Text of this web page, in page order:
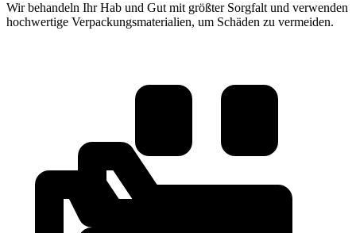
Wir behandeln Ihr Hab und Gut mit größter Sorgfalt und verwenden
hochwertige Verpackungsmaterialien, um Schäden zu vermeiden.